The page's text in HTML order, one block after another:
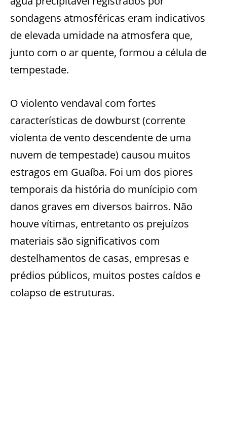
sondagens atmosféricas eram indicativos
de elevada umidade na atmosfera que,
junto com o ar quente, formou a célula de
tempestade.
O violento vendaval com fortes
características de dowburst (corrente
violenta de vento descendente de uma
nuvem de tempestade) causou muitos
estragos em Guaíba. Foi um dos piores
temporais da história do munícipio com
danos graves em diversos bairros. Não
houve vítimas, entretanto os prejuízos
materiais são significativos com
destelhamentos de casas, empresas e
prédios públicos, muitos postes caídos e
colapso de estruturas.